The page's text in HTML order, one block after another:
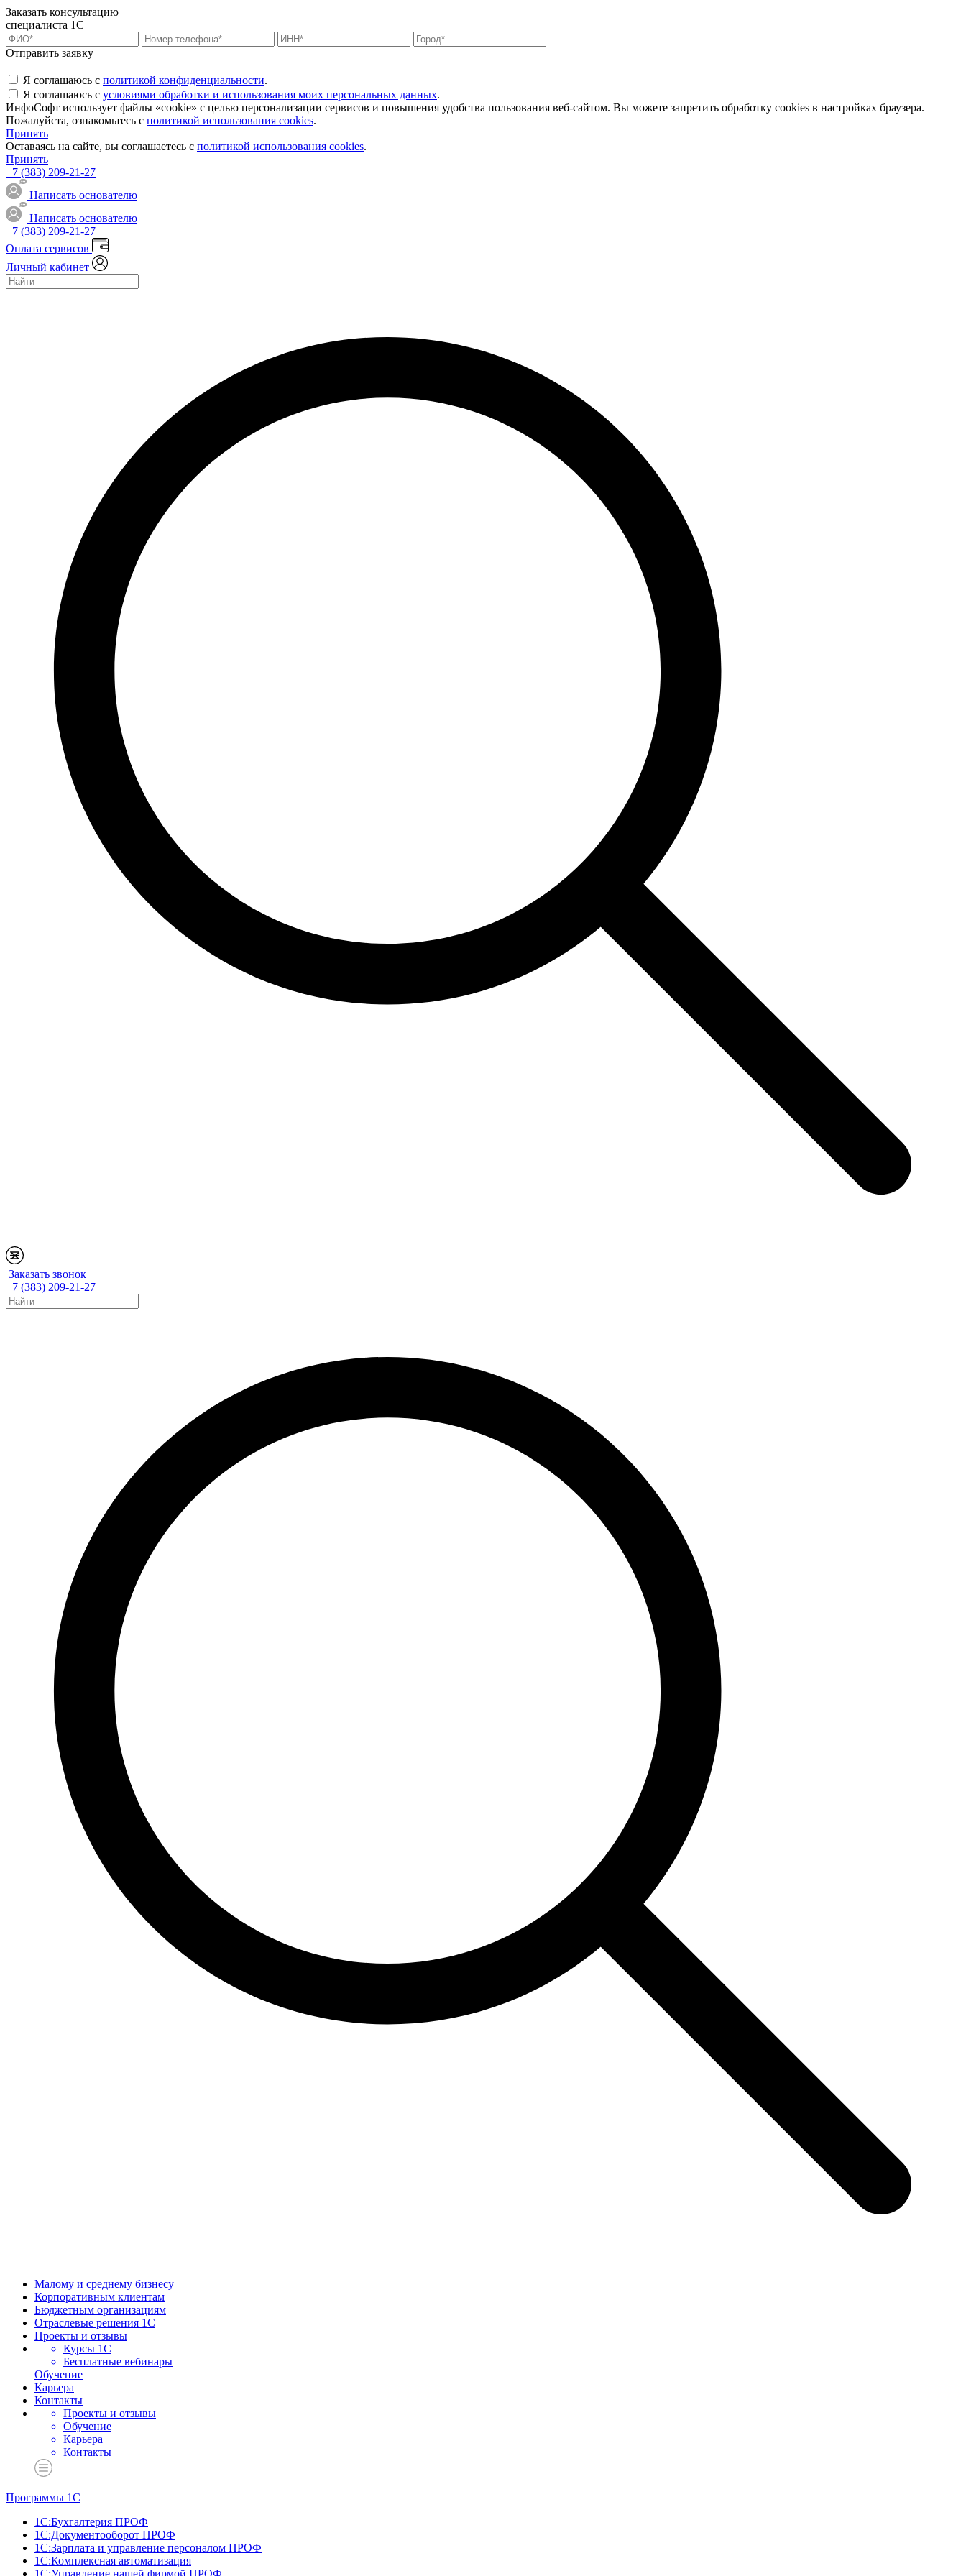
Заказать консультацию
специалиста 1С
Отправить заявку
Я соглашаюсь с политикой конфиденциальности.
Я соглашаюсь с условиями обработки и использования моих персональных данных.
ИнфоСофт использует файлы «cookie» с целью персонализации сервисов и повышения удобства пользования веб-сайтом. Вы можете запретить обработку сookies в настройках браузера.
Пожалуйста, ознакомьтесь с политикой использования cookies.
Принять
Оставаясь на сайте, вы соглашаетесь с политикой использования cookies.
Принять
+7 (383) 209-21-27
Написать основателю
Написать основателю
+7 (383) 209-21-27
Оплата сервисов
Личный кабинет
Заказать звонок
+7 (383) 209-21-27
Малому и среднему бизнесу
Корпоративным клиентам
Бюджетным организациям
Отраслевые решения 1С
Проекты и отзывы
Курсы 1С
Бесплатные вебинары
Обучение
Карьера
Контакты
Проекты и отзывы
Обучение
Карьера
Контакты
Программы 1С
1С:Бухгалтерия ПРОФ
1С:Документооборот ПРОФ
1С:Зарплата и управление персоналом ПРОФ
1С:Комплексная автоматизация
1С:Управление нашей фирмой ПРОФ